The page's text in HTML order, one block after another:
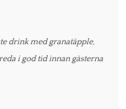
drink med granatäpple,
i god tid innan gästerna